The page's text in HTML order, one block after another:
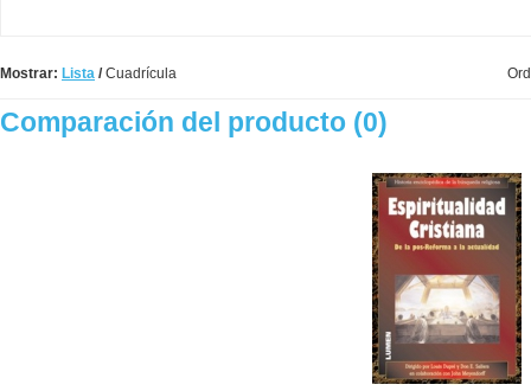
Mostrar: Lista /Cuadrícula
Comparación del producto (0)